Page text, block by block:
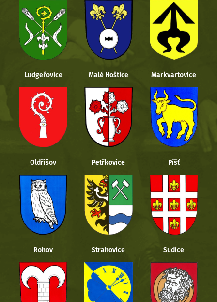
Ludgeřovice Malé Hoštice Markvartovice
Oldřišov Petřkovice Píšť
Rohov Strahovice Sudice